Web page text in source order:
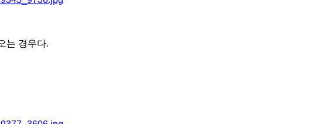
는 경우다.